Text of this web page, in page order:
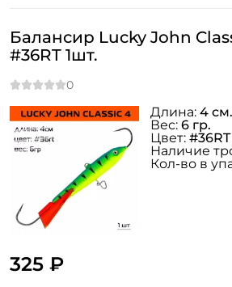
Балансир Lucky John
#36RT 1шт.
325 ₽
Длина: 4 см.
Вес: 6 гр.
Цвет: #36RT
Наличие
Кол-во в